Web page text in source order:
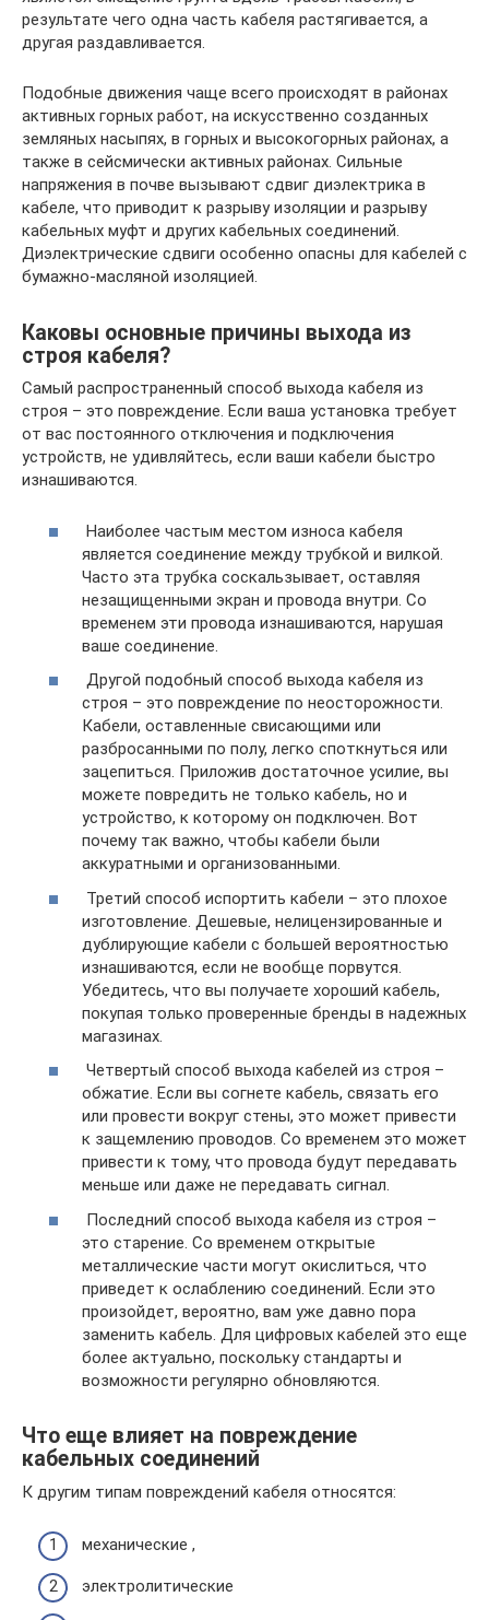
результате чего одна часть кабеля растягивается, а
другая раздавливается.
Подобные движения чаще всего происходят в районах
активных горных работ, на искусственно созданных
земляных насыпях, в горных и высокогорных районах, а
также в сейсмически активных районах. Сильные
напряжения в почве вызывают сдвиг диэлектрика в
кабеле, что приводит к разрыву изоляции и разрыву
кабельных муфт и других кабельных соединений.
Диэлектрические сдвиги особенно опасны для кабелей с
бумажно-масляной изоляцией.
Каковы основные причины выхода из
строя кабеля?
Самый распространенный способ выхода кабеля из
строя – это повреждение. Если ваша установка требует
от вас постоянного отключения и подключения
устройств, не удивляйтесь, если ваши кабели быстро
изнашиваются.
Наиболее частым местом износа кабеля
является соединение между трубкой и вилкой.
Часто эта трубка соскальзывает, оставляя
незащищенными экран и провода внутри. Со
временем эти провода изнашиваются, нарушая
ваше соединение.
Другой подобный способ выхода кабеля из
строя – это повреждение по неосторожности.
Кабели, оставленные свисающими или
разбросанными по полу, легко споткнуться или
зацепиться. Приложив достаточное усилие, вы
можете повредить не только кабель, но и
устройство, к которому он подключен. Вот
почему так важно, чтобы кабели были
аккуратными и организованными.
Третий способ испортить кабели – это плохое
изготовление. Дешевые, нелицензированные и
дублирующие кабели с большей вероятностью
изнашиваются, если не вообще порвутся.
Убедитесь, что вы получаете хороший кабель,
покупая только проверенные бренды в надежных
магазинах.
Четвертый способ выхода кабелей из строя –
обжатие. Если вы согнете кабель, связать его
или провести вокруг стены, это может привести
к защемлению проводов. Со временем это может
привести к тому, что провода будут передавать
меньше или даже не передавать сигнал.
Последний способ выхода кабеля из строя –
это старение. Со временем открытые
металлические части могут окислиться, что
приведет к ослаблению соединений. Если это
произойдет, вероятно, вам уже давно пора
заменить кабель. Для цифровых кабелей это еще
более актуально, поскольку стандарты и
возможности регулярно обновляются.
Что еще влияет на повреждение
кабельных соединений
К другим типам повреждений кабеля относятся:
механические ,
электролитические